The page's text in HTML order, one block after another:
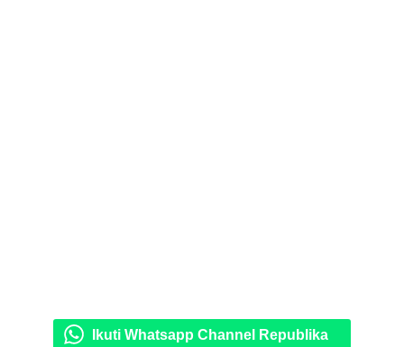
Ikuti Whatsapp Channel Republika